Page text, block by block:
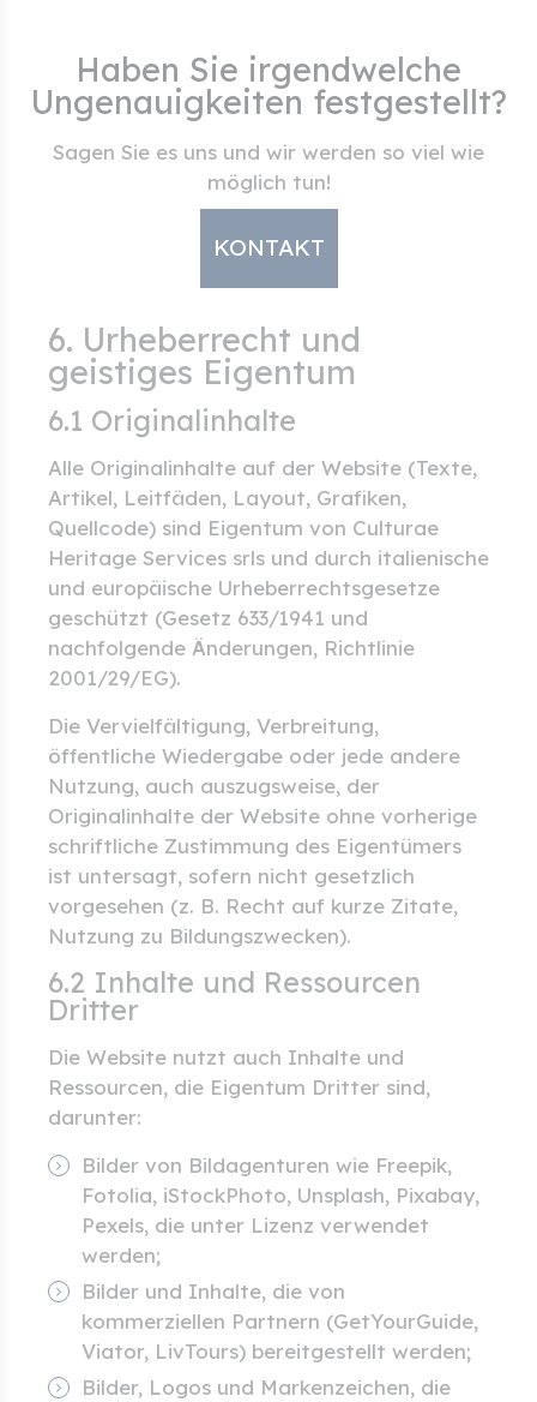
Haben Sie irgendwelche
Ungenauigkeiten festgestellt?
Sagen Sie es uns und wir werden so viel wie
möglich tun!
KONTAKT
6. Urheberrecht und
geistiges Eigentum
6.1 Originalinhalte
Alle Originalinhalte auf der Website (Texte,
Artikel, Leitfäden, Layout, Grafiken,
Quellcode) sind Eigentum von Culturae
Heritage Services srls und durch italienische
und europäische Urheberrechtsgesetze
geschützt (Gesetz 633/1941 und
nachfolgende Änderungen, Richtlinie
2001/29/EG).
Die Vervielfältigung, Verbreitung,
öffentliche Wiedergabe oder jede andere
Nutzung, auch auszugsweise, der
Originalinhalte der Website ohne vorherige
schriftliche Zustimmung des Eigentümers
ist untersagt, sofern nicht gesetzlich
vorgesehen (z. B. Recht auf kurze Zitate,
Nutzung zu Bildungszwecken).
6.2 Inhalte und Ressourcen
Dritter
Die Website nutzt auch Inhalte und
Ressourcen, die Eigentum Dritter sind,
darunter:
Bilder von Bildagenturen wie Freepik,
Fotolia, iStockPhoto, Unsplash, Pixabay,
Pexels, die unter Lizenz verwendet
werden;
Bilder und Inhalte, die von
kommerziellen Partnern (GetYourGuide,
Viator, LivTours) bereitgestellt werden;
Bilder, Logos und Markenzeichen, die